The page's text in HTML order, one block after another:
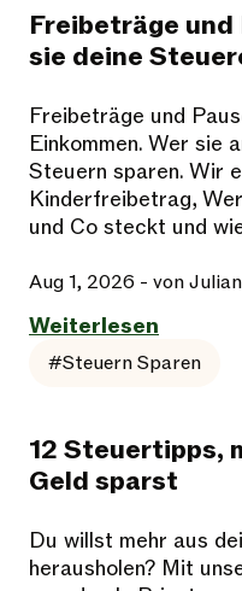
Freibeträge
sie deine
Freibeträge und
Einkommen. Wer sie
Steuern sparen. Wir
Kinderfreibetrag,
und Co steckt und
Aug 1, 2026 - von
Weiterlesen
#Steuern Sparen
12 Steuertipps,
Geld sparst
Du willst mehr aus
herausholen? Mit